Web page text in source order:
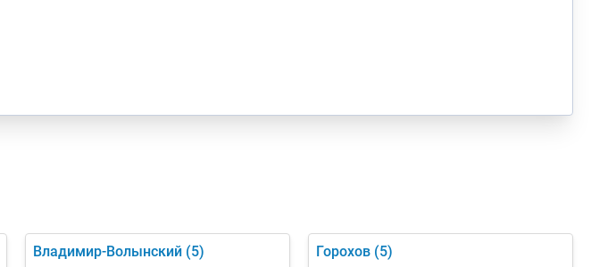
Владимир-Волынский (5) Горохов (5)